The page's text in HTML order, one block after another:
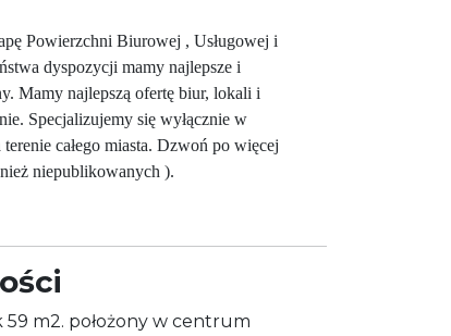
Powierzchni Biurowej , Usługowej i
dyspozycji mamy najlepsze i
Mamy najlepszą ofertę biur, lokali i
Specjalizujemy się wyłącznie w
całego miasta. Dzwoń po więcej
niepublikowanych ).
m2. położony w centrum